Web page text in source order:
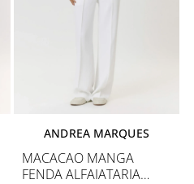
ANDREA MARQUES
MACACAO MANGA
FENDA ALFAIATARIA